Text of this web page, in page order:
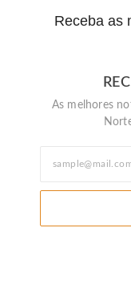
Receba as
As melhores